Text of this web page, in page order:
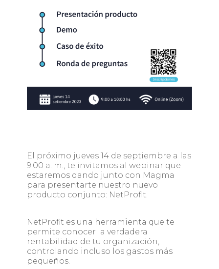
El próximo jueves 14 de septiembre a las
9:00 a. m., te invitamos al webinar que
estaremos dando junto con Magma
para presentarte nuestro nuevo
producto conjunto: NetProfit.
NetProfit es una herramienta que te
permite conocer la verdadera
rentabilidad de tu organización,
controlando incluso los gastos más
pequeños.